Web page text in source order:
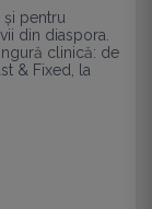
și pentru
din diaspora.
clinică: de
& Fixed, la